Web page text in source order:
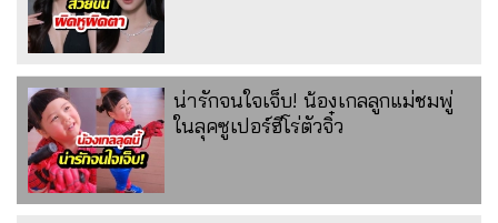
น่ารักจนใจเจ็บ! น้องเกลลูกแม่ชมพู่
ในลุคซูเปอร์ฮีโร่ตัวจิ๋ว